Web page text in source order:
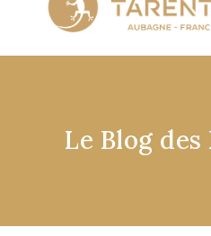
Le Blog